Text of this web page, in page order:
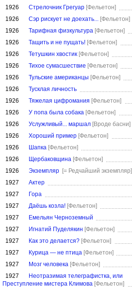
1926
Стрелочник Грегуар [Фельетон]
1926
Сэр рискует не доехать... [Фельетон]
1926
Тарифная физкультура [Фельетон]
1926
Тащить и не пущать! [Фельетон]
1926
Тетушкин хвостик [Фельетон]
1926
Тихое сумасшествие [Фельетон]
1926
Тульские американцы [Фельетон]
1926
Тусклая личность
1926
Тяжелая цифромания [Фельетон]
1926
У попа была собака [Фельетон]
1926
Услужливый... маршал [Вроде басни]
1926
Хороший пример [Фельетон]
1926
Шапка [Фельетон]
1926
Щербаковщина [Фельетон]
1926
Экземпляр [= Редчайший экземпляр]
1927
Актер
1927
Гора
1927
Даёшь козла! [Фельетон]
1927
Емельян Черноземный
1927
Игнатий Пуделякин [Фельетон]
1927
Как это делается? [Фельетон]
1927
Курица — не птица [Фельетон]
1927
Мозг человека [Фельетон]
1927
Неотразимая телеграфистка, или
Преступление мистера Климова [Фельетон]